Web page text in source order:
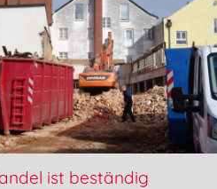
ist beständig